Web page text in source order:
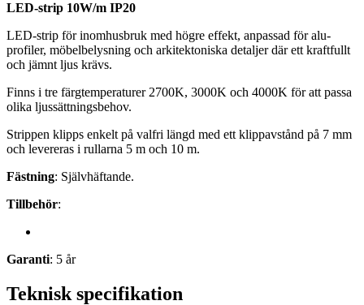
LED-strip 10W/m IP20
LED-strip för inomhusbruk med högre effekt, anpassad för alu-
profiler, möbelbelysning och arkitektoniska detaljer där ett kraftfullt
och jämnt ljus krävs.
Finns i tre färgtemperaturer 2700K, 3000K och 4000K för att passa
olika ljussättningsbehov.
Strippen klipps enkelt på valfri längd med ett klippavstånd på 7 mm
och levereras i rullarna 5 m och 10 m.
Fästning: Självhäftande.
Tillbehör:
Garanti: 5 år
Teknisk specifikation